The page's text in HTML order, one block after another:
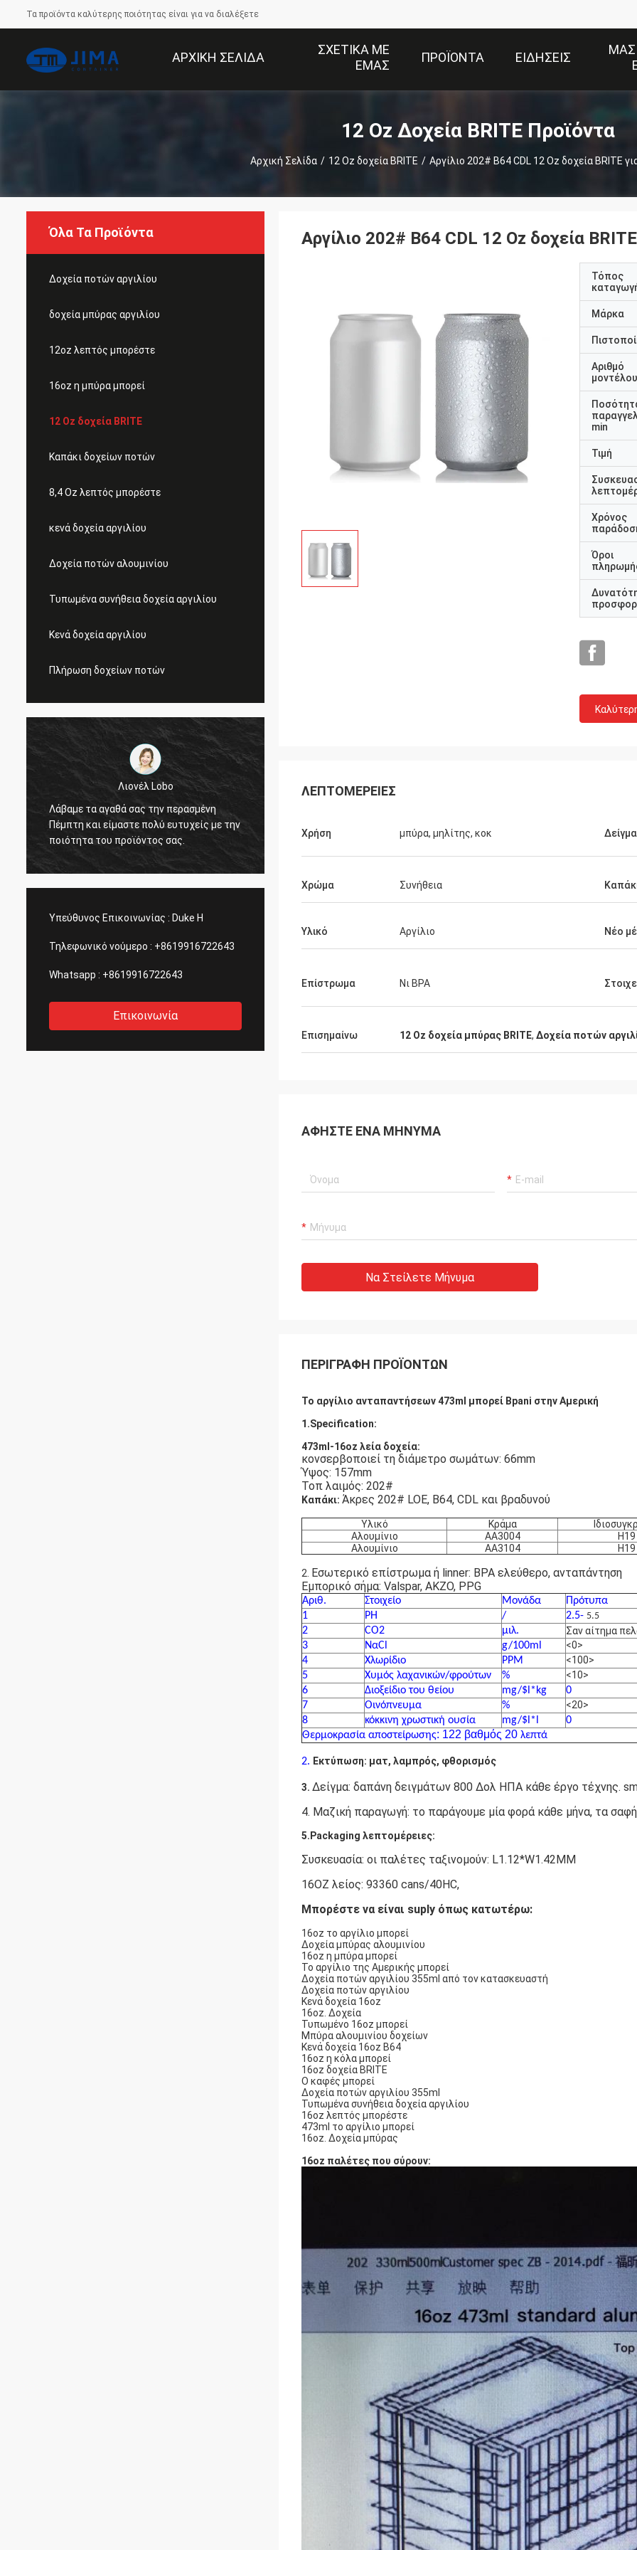
Τα προϊόντα καλύτερης ποιότητας είναι για να διαλέξετε
ΑΡΧΙΚΉ ΣΕΛΊΔΑ
ΣΧΕΤΙΚΆ ΜΕ
ΕΜΆΣ
ΠΡΟΪΌΝΤΑ ΕΙΔΉΣΕΙΣ
ΜΑΣ
12 Oz Δοχεία BRITE Προϊόντα
Αρχική Σελίδα / 12 Oz δοχεία BRITE / Αργίλιο 202# B64 CDL 12 Oz δοχεία BRITE
Όλα Τα Προϊόντα
Δοχεία ποτών αργιλίου
δοχεία μπύρας αργιλίου
12oz λεπτός μπορέστε
16oz η μπύρα μπορεί
12 Oz δοχεία BRITE
Καπάκι δοχείων ποτών
8,4 Oz λεπτός μπορέστε
κενά δοχεία αργιλίου
Δοχεία ποτών αλουμινίου
Τυπωμένα συνήθεια δοχεία αργιλίου
Κενά δοχεία αργιλίου
Πλήρωση δοχείων ποτών
σας την περασμένη
πολύ ευτυχείς με την
σας.
Σημάδι από τις ΗΠΑ
Ευχαριστώ πολύ για την τέλεια ποιότητά
σας και τη VIP υπηρεσία, θα κρατήσουμε
τη σύμβαση και θα κάνουμε περισσότερες
επιχειρήσεις με σας!
Υπεύθυνος Επικοινωνίας : Duke H
Τηλεφωνικό νούμερο : +8619916722643
Whatsapp : +8619916722643
Επικοινωνία
Αργίλιο 202# B64 CDL 12 Oz δοχεία
Τόπος
Μάρκα
Αριθμό
μοντέλου
min
Τιμή
Χρόνος
Όροι
ΛΕΠΤΟΜΈΡΕΙΕΣ
Χρήση μπύρα, μηλίτης, κοκ
Χρώμα Συνήθεια
Υλικό Αργίλιο Νέο
Επίστρωμα Νι BPA
Επισημαίνω 12 Oz δοχεία μπύρας BRITE, Δοχεία ποτών
ΑΦΉΣΤΕ ΈΝΑ ΜΉΝΥΜΑ
Να Στείλετε Μήνυμα
ΠΕΡΙΓΡΑΦΉ ΠΡΟΪΌΝΤΩΝ
Το αργίλιο ανταπαντήσεων 473ml μπορεί Bpani στην Αμερική
1.Specification:
473ml-16oz λεία δοχεία:
κονσερβοποιεί τη διάμετρο σωμάτων: 66mm
Ύψος: 157mm
Τοπ λαιμός: 202#
Καπάκι: Άκρες 202# LOE, B64, CDL και βραδυνού
Υλικό Κράμα
Αλουμίνιο
AA3004
H19
Αλουμίνιο
AA3104 H19
2. Εσωτερικό επίστρωμα ή linner: BPA ελεύθερο, ανταπάντηση
Εμπορικό σήμα: Valspar, AKZO, PPG
Αριθ. Στοιχείο Μονάδα
Πρότυπα
1
PH / 2.5- 5.5
2 CO2 μιλ.
Σαν αίτημα
3
ΝαCl g/100ml
<0>
4
Χλωρίδιο PPM
<100>
5
Χυμός λαχανικών/φρούτων %
<10>
6
Διοξείδιο του θείου mg/$l*kg
0
7
Οινόπνευμα %
<20>
8
κόκκινη χρωστική ουσία mg/$l*l
0
Θερμοκρασία αποστείρωσης: 122 βαθμός 20 λεπτά
2. Εκτύπωση: ματ, λαμπρός, φθορισμός
3. Δείγμα: δαπάνη δειγμάτων 800 Δολ ΗΠΑ κάθε έργο τέχνης.
4. Μαζική παραγωγή: το παράγουμε μία φορά κάθε μήνα, τα
5.Packaging λεπτομέρειες:
Συσκευασία: οι παλέτες ταξινομούν: L1.12*W1.42MM
16OZ λείος: 93360 cans/40HC,
Μπορέστε να είναι suply όπως κατωτέρω:
16oz το αργίλιο μπορεί
Δοχεία μπύρας αλουμινίου
16oz η μπύρα μπορεί
Το αργίλιο της Αμερικής μπορεί
Δοχεία ποτών αργιλίου 355ml από τον κατασκευαστή
Δοχεία ποτών αργιλίου
Κενά δοχεία 16oz
16oz. Δοχεία
Τυπωμένο 16oz μπορεί
Μπύρα αλουμινίου δοχείων
Κενά δοχεία 16oz B64
16oz η κόλα μπορεί
16oz δοχεία BRITE
Ο καφές μπορεί
Δοχεία ποτών αργιλίου 355ml
Τυπωμένα συνήθεια δοχεία αργιλίου
16oz λεπτός μπορέστε
473ml το αργίλιο μπορεί
16oz. Δοχεία μπύρας
16oz παλέτες που σύρουν: